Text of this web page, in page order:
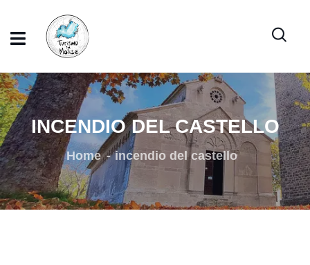
INCENDIO DEL CASTELLO
Home incendio del castello